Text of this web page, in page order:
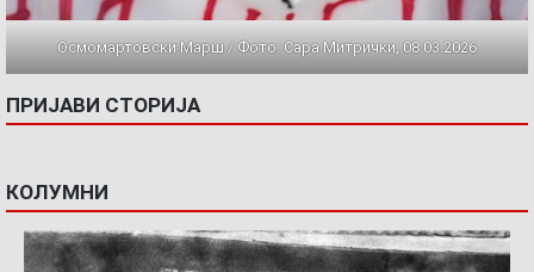
Осмомартовски Марш / Фото: Сара Митрички, 08.03.2026
ПРИЈАВИ СТОРИЈА
КОЛУМНИ